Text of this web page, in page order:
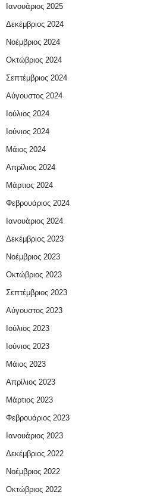
Ιανουάριος 2025
Δεκέμβριος 2024
Νοέμβριος 2024
Οκτώβριος 2024
Σεπτέμβριος 2024
Αύγουστος 2024
Ιούλιος 2024
Ιούνιος 2024
Μάιος 2024
Απρίλιος 2024
Μάρτιος 2024
Φεβρουάριος 2024
Ιανουάριος 2024
Δεκέμβριος 2023
Νοέμβριος 2023
Οκτώβριος 2023
Σεπτέμβριος 2023
Αύγουστος 2023
Ιούλιος 2023
Ιούνιος 2023
Μάιος 2023
Απρίλιος 2023
Μάρτιος 2023
Φεβρουάριος 2023
Ιανουάριος 2023
Δεκέμβριος 2022
Νοέμβριος 2022
Οκτώβριος 2022